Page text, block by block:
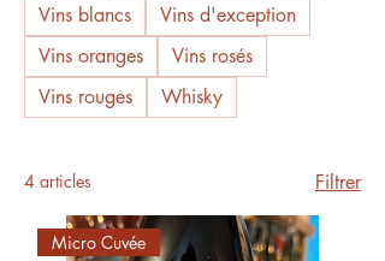
Vins blancs
Vins d'exception
Vins oranges
Vins rosés
Vins rouges
Whisky
4 articles Filtrer
Micro Cuvée